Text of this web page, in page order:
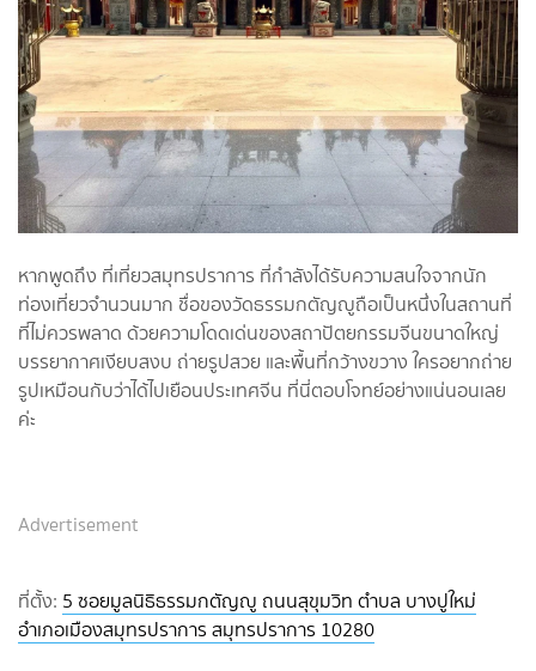
หากพูดถึง ที่เที่ยวสมุทรปราการ ที่กำลังได้รับความสนใจจากนัก
ท่องเที่ยวจำนวนมาก ชื่อของวัดธรรมกตัญญูถือเป็นหนึ่งในสถานที่
ที่ไม่ควรพลาด ด้วยความโดดเด่นของสถาปัตยกรรมจีนขนาดใหญ่
บรรยากาศเงียบสงบ ถ่ายรูปสวย และพื้นที่กว้างขวาง ใครอยากถ่าย
รูปเหมือนกับว่าได้ไปเยือนประเทศจีน ที่นี่ตอบโจทย์อย่างแน่นอนเลย
ค่ะ
Advertisement
ที่ตั้ง: 5 ซอยมูลนิธิธรรมกตัญญู ถนนสุขุมวิท ตำบล บางปูใหม่
อำเภอเมืองสมุทรปราการ สมุทรปราการ 10280